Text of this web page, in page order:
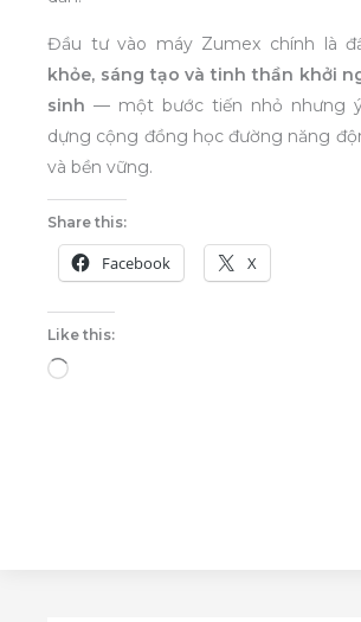
Đầu tư vào máy Zumex chính là
khỏe, sáng tạo và tinh thần khởi
sinh — một bước tiến nhỏ nhưng
dựng cộng đồng học đường năng
và bền vững.
Share this:
Facebook X
Like this:
Loading…